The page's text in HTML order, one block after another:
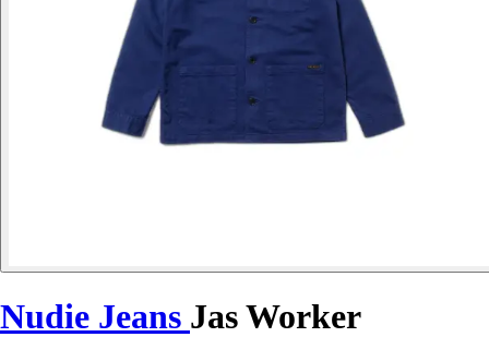
Nudie Jeans Jas Worker